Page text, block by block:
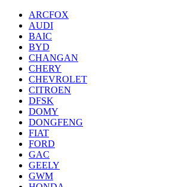
ARCFOX
AUDI
BAIC
BYD
CHANGAN
CHERY
CHEVROLET
CITROEN
DFSK
DOMY
DONGFENG
FIAT
FORD
GAC
GEELY
GWM